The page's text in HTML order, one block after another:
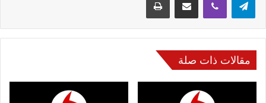
مقالات ذات صلة